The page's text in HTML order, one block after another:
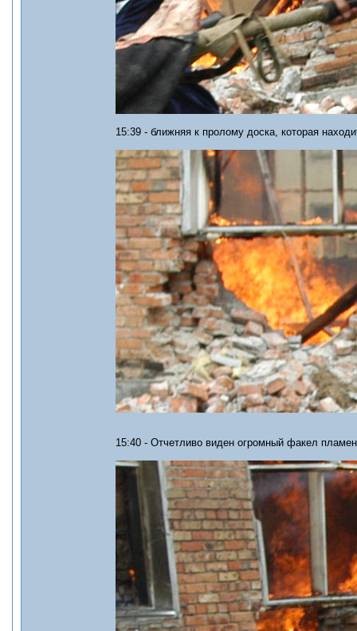
15:39 - ближняя к пролому доска, которая
15:40 - Отчетливо виден огромный факел